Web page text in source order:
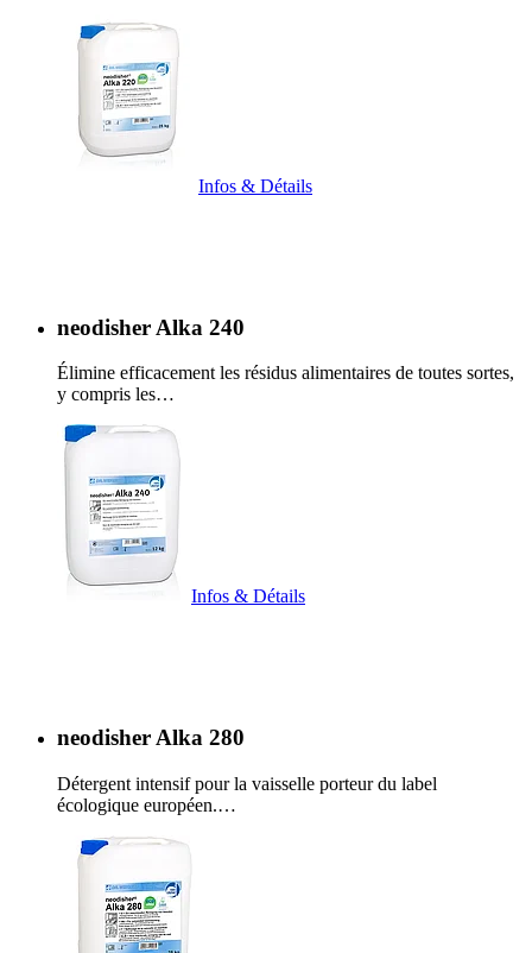
Infos & Détails
neodisher Alka 240
Élimine efficacement les résidus alimentaires de toutes sortes,
y compris les…
Infos & Détails
neodisher Alka 280
Détergent intensif pour la vaisselle porteur du label
écologique européen.…